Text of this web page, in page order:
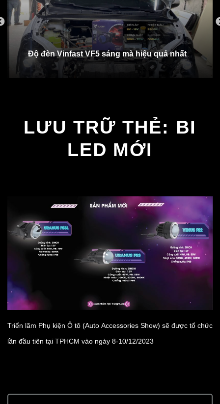
Độ đèn Vinfast VF5 sáng mà hiệu quả nhất
LƯU TRỮ THẺ: BI
LED MỚI
Triển lãm Phụ kiện Ô tô (Auto Accessories Show) sẽ được tổ chức
lần đầu tiên tại TPHCM vào ngày 8-10/12/2023